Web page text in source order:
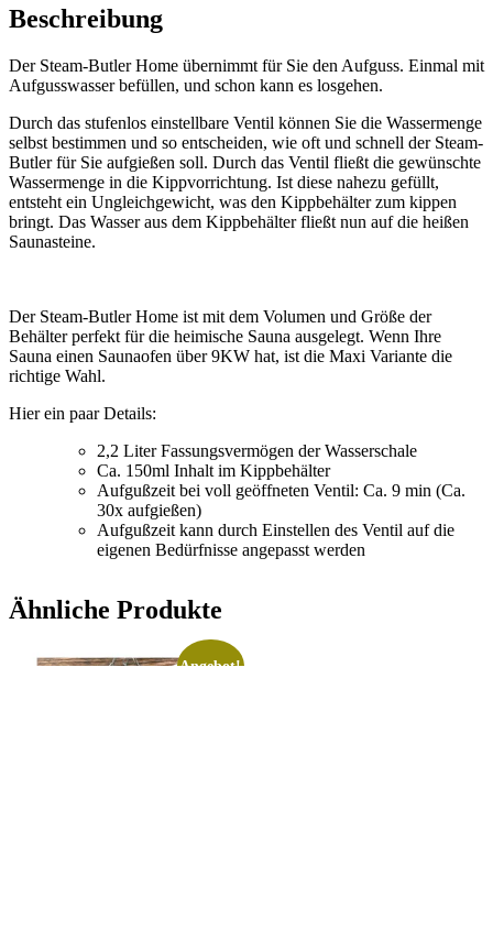
Beschreibung
Der Steam-Butler Home übernimmt für Sie den Aufguss. Einmal mit
Aufgusswasser befüllen, und schon kann es losgehen.
Durch das stufenlos einstellbare Ventil können Sie die Wassermenge
selbst bestimmen und so entscheiden, wie oft und schnell der Steam-
Butler für Sie aufgießen soll. Durch das Ventil fließt die gewünschte
Wassermenge in die Kippvorrichtung. Ist diese nahezu gefüllt,
entsteht ein Ungleichgewicht, was den Kippbehälter zum kippen
bringt. Das Wasser aus dem Kippbehälter fließt nun auf die heißen
Saunasteine.
Der Steam-Butler Home ist mit dem Volumen und Größe der
Behälter perfekt für die heimische Sauna ausgelegt. Wenn Ihre
Sauna einen Saunaofen über 9KW hat, ist die Maxi Variante die
richtige Wahl.
Hier ein paar Details:
2,2 Liter Fassungsvermögen der Wasserschale
Ca. 150ml Inhalt im Kippbehälter
Aufgußzeit bei voll geöffneten Ventil: Ca. 9 min (Ca.
30x aufgießen)
Aufgußzeit kann durch Einstellen des Ventil auf die
eigenen Bedürfnisse angepasst werden
Ähnliche Produkte
Angebot!